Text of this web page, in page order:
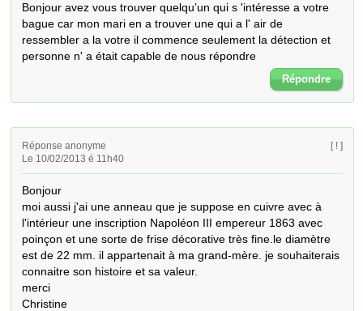
Bonjour avez vous trouver quelqu’un qui s 'intéresse a votre
bague car mon mari en a trouver une qui a l' air de
ressembler a la votre il commence seulement la détection et
personne n' a était capable de nous répondre
Répondre
Réponse anonyme
Le 10/02/2013 é 11h40
[ ! ]
Bonjour
moi aussi j'ai une anneau que je suppose en cuivre avec à
l'intérieur une inscription Napoléon III empereur 1863 avec
poinçon et une sorte de frise décorative très fine.le diamètre
est de 22 mm. il appartenait à ma grand-mère. je souhaiterais
connaitre son histoire et sa valeur.
merci
Christine